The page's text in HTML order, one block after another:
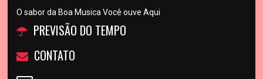
O sabor da Boa Musica Você ouve Aqui
PREVISÃO DO TEMPO
CONTATO